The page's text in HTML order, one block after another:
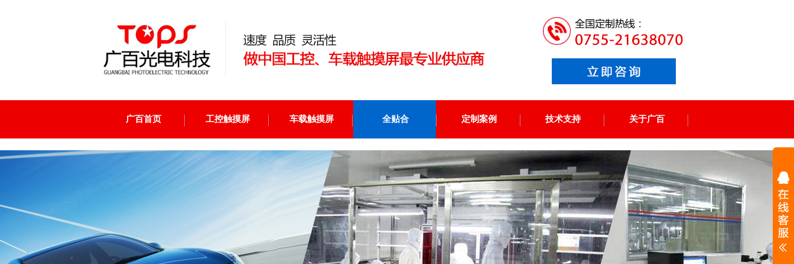
广百首页 工控触摸屏 车载触摸屏 全贴合 定制案例 技术支持 关于广百